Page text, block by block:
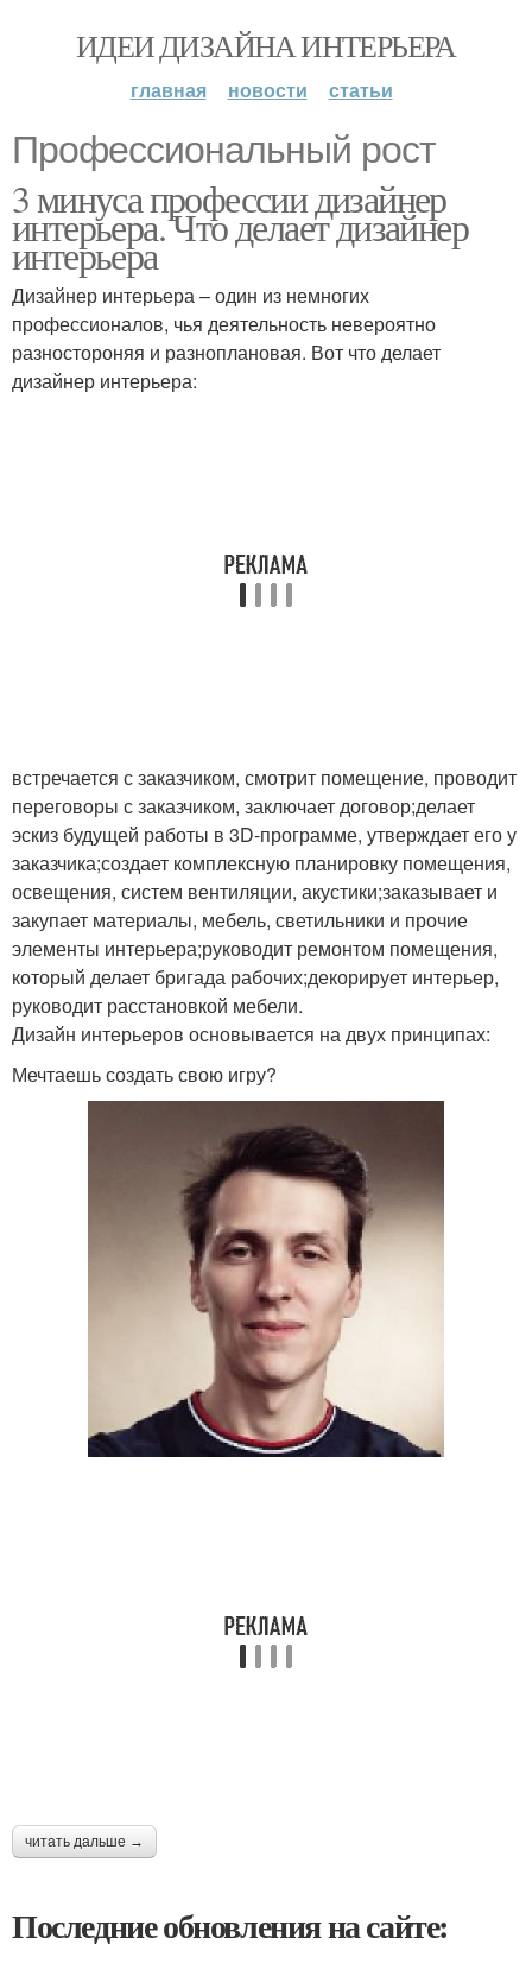
ИДЕИ ДИЗАЙНА ИНТЕРЬЕРА
главная новости статьи
Профессиональный рост
3 минуса профессии дизайнер
интерьера. Что делает дизайнер
интерьера
Дизайнер интерьера – один из немногих
профессионалов, чья деятельность невероятно
разностороняя и разноплановая. Вот что делает
дизайнер интерьера:
встречается с заказчиком, смотрит помещение, проводит
переговоры с заказчиком, заключает договор;делает
эскиз будущей работы в 3D-программе, утверждает его у
заказчика;создает комплексную планировку помещения,
освещения, систем вентиляции, акустики;заказывает и
закупает материалы, мебель, светильники и прочие
элементы интерьера;руководит ремонтом помещения,
который делает бригада рабочих;декорирует интерьер,
руководит расстановкой мебели.
Дизайн интерьеров основывается на двух принципах:
Мечтаешь создать свою игру?
читать дальше →
Последние обновления на сайте: